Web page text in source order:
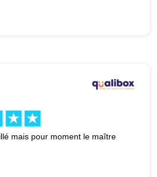
mais pour moment le maître